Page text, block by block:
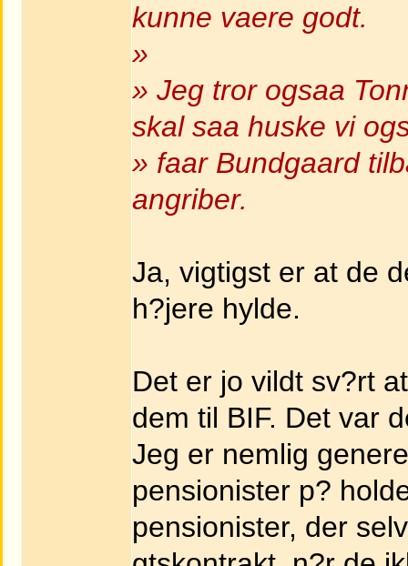
kunne vaere godt.
»
» Jeg tror ogsaa
skal saa huske vi
» faar Bundgaard
angriber.
Ja, vigtigst er at de
h?jere hylde.
Det er jo vildt sv?rt
dem til BIF. Det var
Jeg er nemlig
pensionister p?
pensionister, der